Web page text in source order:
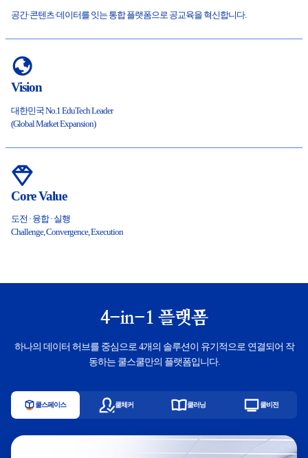
공간·콘텐츠·데이터를 잇는 통합 플랫폼으로 공교육을 혁신합니다.
Vision
대한민국 No.1 EduTech Leader
(Global Market Expansion)
Core Value
도전 · 융합 · 실행
Challenge, Convergence, Execution
4-in-1 플랫폼
하나의 데이터 허브를 중심으로 4개의 솔루션이 유기적으로 연결되어 작
동하는 쿨스쿨만의 플랫폼입니다.
쿨스페이스 쿨체커 쿨러닝 쿨비전